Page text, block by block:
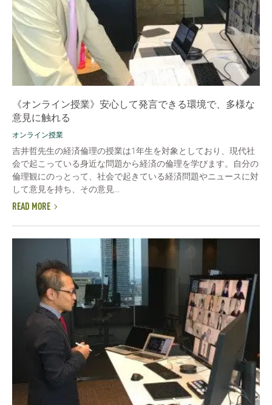
《オンライン授業》安心して発言できる環境で、多様な
意見に触れる
オンライン授業
吉井哲先生の経済倫理の授業は1年生を対象としており、現代社
会で起こっている身近な問題から経済の倫理を学びます。自分の
倫理観にのっとって、社会で起きている経済問題やニュースに対
して意見を持ち、その意見...
READ MORE